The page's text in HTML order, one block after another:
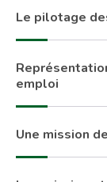
Le pilotage
emploi
Une mission